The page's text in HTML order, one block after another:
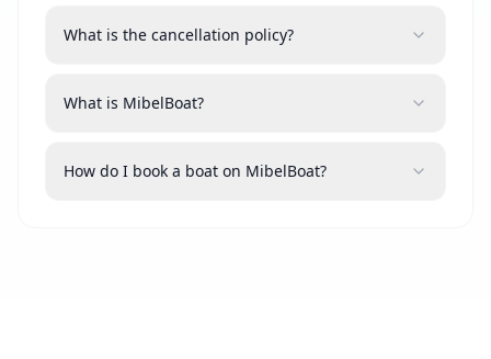
What is the cancellation policy?
What is MibelBoat?
How do I book a boat on MibelBoat?